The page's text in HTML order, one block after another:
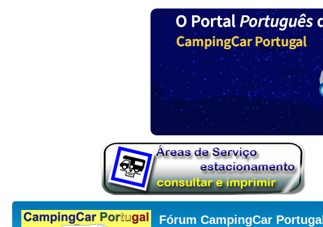
Fórum CampingCar Portugal